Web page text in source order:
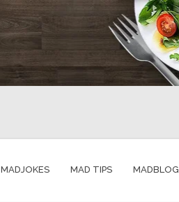
MADJOKES MAD TIPS MADBLOG